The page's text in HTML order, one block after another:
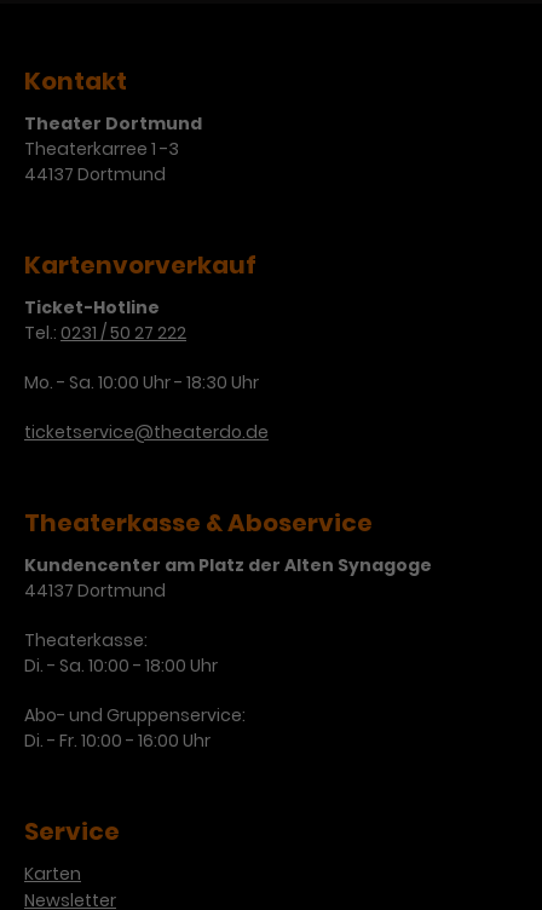
Kontakt
Theater Dortmund
Theaterkarree 1 -3
44137 Dortmund
Kartenvorverkauf
Ticket-Hotline
Tel.: 0231 / 50 27 222
Mo. - Sa. 10:00 Uhr - 18:30 Uhr
ticketservice@theaterdo.de
Theaterkasse & Aboservice
Kundencenter am Platz der Alten Synagoge
44137 Dortmund
Theaterkasse:
Di. - Sa. 10:00 - 18:00 Uhr
Abo- und Gruppenservice:
Di. - Fr. 10:00 - 16:00 Uhr
Service
Karten
Newsletter